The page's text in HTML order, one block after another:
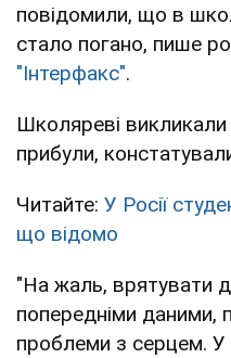
повідомили, що в
стало погано, пише
"Інтерфакс".
Школяреві
прибули,
Читайте: У Росії
що відомо
"На жаль, врятувати
попередніми даними,
проблеми з серцем. У